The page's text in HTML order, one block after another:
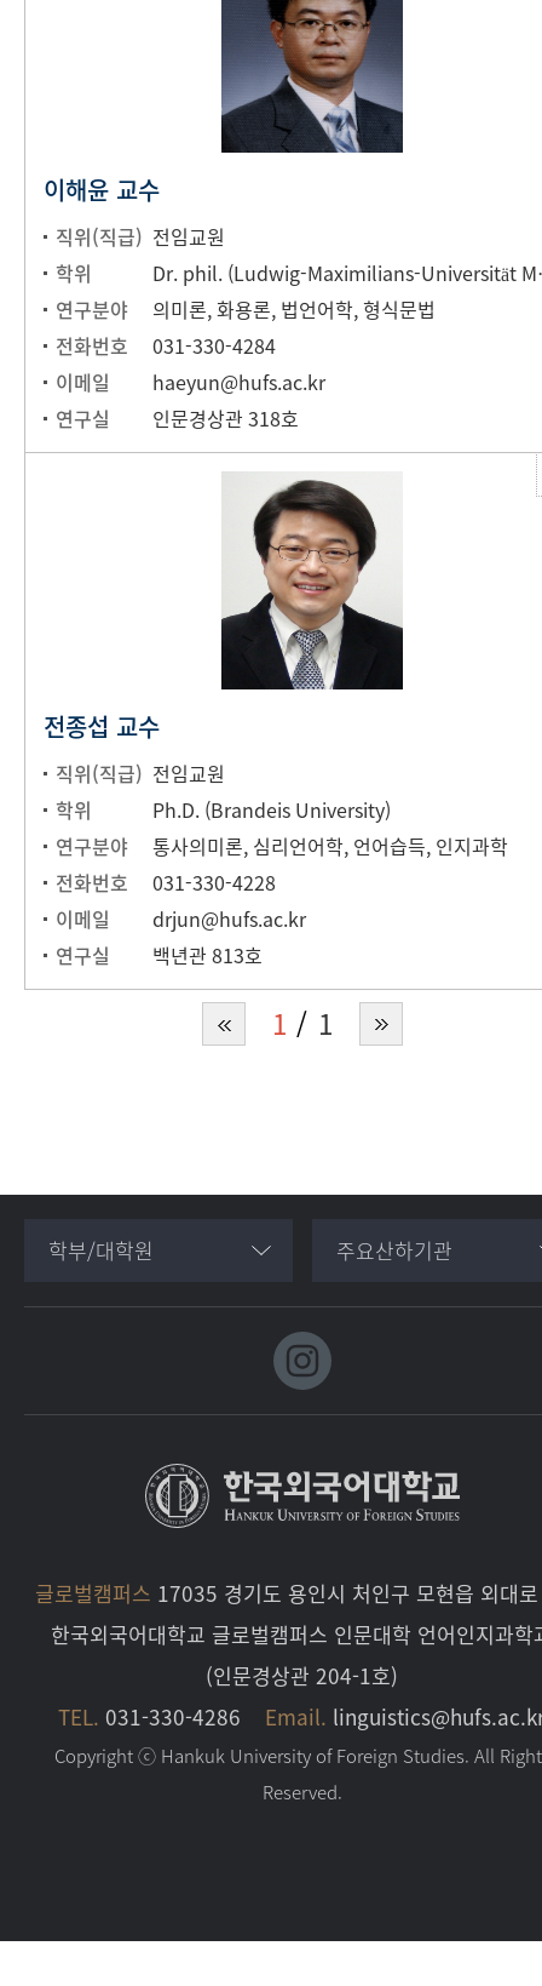
이해윤 교수
직위(직급) 전임교원
학위
Dr.
연구분야
의미론, 화용론, 법언어학, 형식문법
전화번호
031-330-4284
이메일
haeyun@hufs.ac.kr
연구실
인문경상관 318호
전종섭 교수
직위(직급) 전임교원
학위
Ph.D. (Brandeis University)
연구분야
통사의미론, 심리언어학, 언어습득, 인지과학
전화번호
031-330-4228
이메일
drjun@hufs.ac.kr
연구실
백년관 813호
1 1
학부/대학원 주요산하기관
글로벌캠퍼스 17035 경기도 용인시 처인구 모현읍 외대
한국외국어대학교 글로벌캠퍼스 인문대학 언어인지과학
(인문경상관 204-1호)
TEL. 031-330-4286 Email.
Copyright ⓒ Hankuk University of Foreign Studies. All
Reserved.